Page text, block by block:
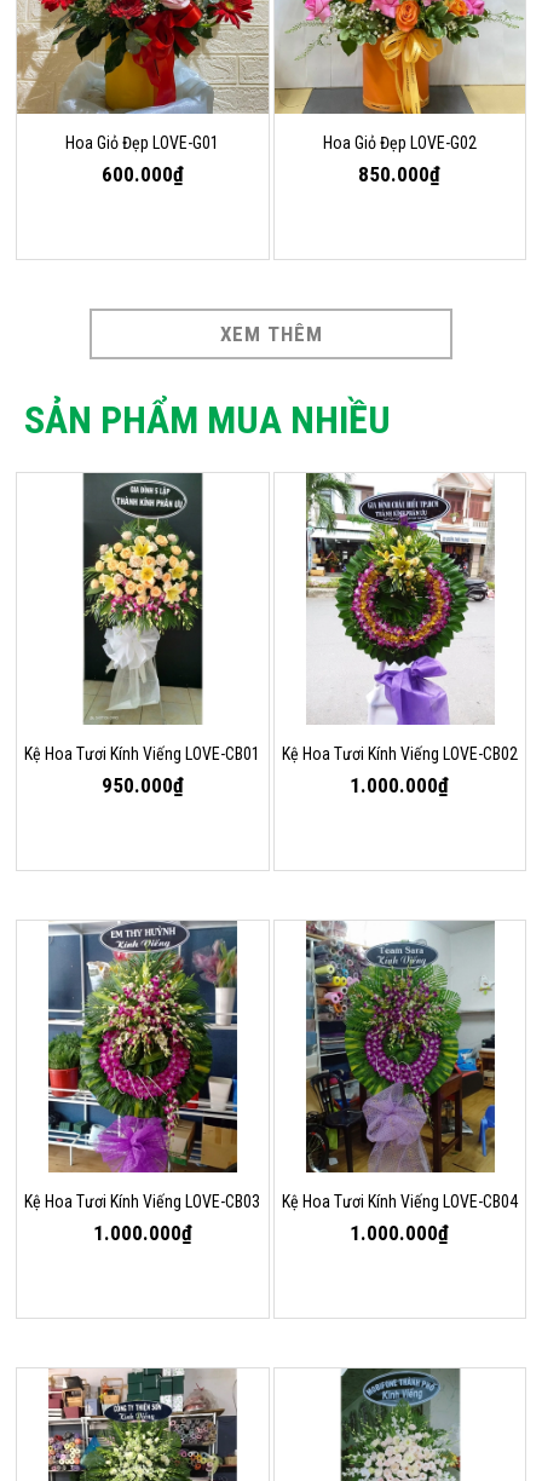
Hoa Giỏ Đẹp LOVE-G01
600.000₫
Hoa Giỏ Đẹp LOVE-G02
850.000₫
XEM THÊM
SẢN PHẨM MUA NHIỀU
Kệ Hoa Tươi Kính Viếng LOVE-CB01
950.000₫
Kệ Hoa Tươi Kính Viếng LOVE-CB02
1.000.000₫
Kệ Hoa Tươi Kính Viếng LOVE-CB03
1.000.000₫
Kệ Hoa Tươi Kính Viếng LOVE-CB04
1.000.000₫